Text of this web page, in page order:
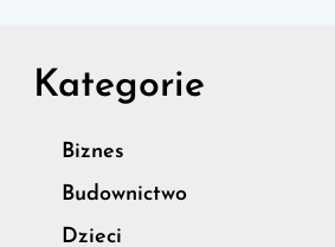
Kategorie
Biznes
Budownictwo
Dzieci